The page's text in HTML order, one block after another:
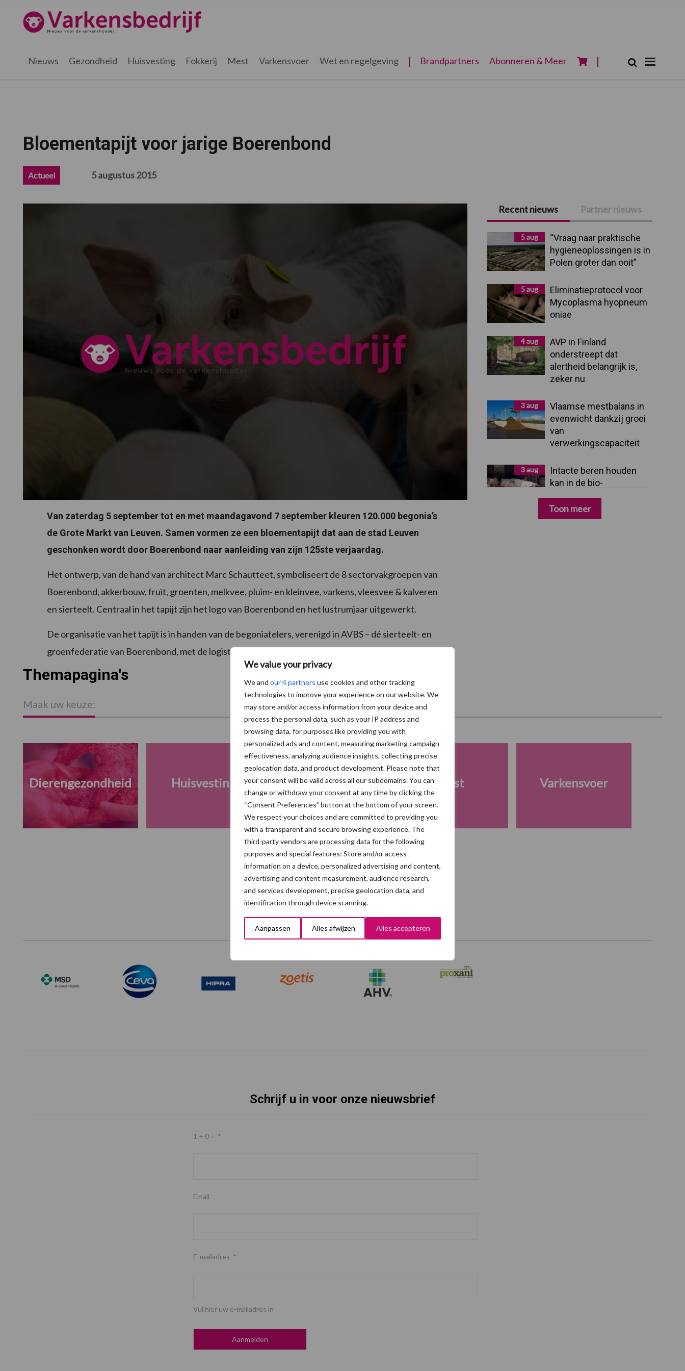
We value your privacy
We and our 4 partners use cookies and other tracking
technologies to improve your experience on our website. We
may store and/or access information from your device and
process the personal data, such as your IP address and
browsing data, for purposes like providing you with
personalized ads and content, measuring marketing campaign
effectiveness, analyzing audience insights, collecting precise
geolocation data, and product development. Please note that
your consent will be valid across all our subdomains. You can
change or withdraw your consent at any time by clicking the
“Consent Preferences” button at the bottom of your screen.
We respect your choices and are committed to providing you
with a transparent and secure browsing experience. The
third-party vendors are processing data for the following
purposes and special features: Store and/or access
information on a device, personalized advertising and content,
advertising and content measurement, audience research,
and services development, precise geolocation data, and
identification through device scanning.
Aanpassen Alles afwijzen Alles accepteren
hoofdnavigatie
hoofd
eerste
voettekst
Varkensbedrijf.be
Nieuws Gezondheid Huisvesting Fokkerij Mest Varkensvoer Wet en regelgeving Brandpartners Abonneren & Meer Zoek
Bloementapijt voor jarige Boerenbond
Actueel 5 augustus 2015
Van zaterdag 5 september tot en met maandagavond 7 september kleuren 120.000 begonia’s
de Grote Markt van Leuven. Samen vormen ze een bloementapijt dat aan de stad Leuven
geschonken wordt door Boerenbond naar aanleiding van zijn 125ste verjaardag.
Het ontwerp, van de hand van architect Marc Schautteet, symboliseert de 8 sectorvakgroepen van
Boerenbond, akkerbouw, fruit, groenten, melkvee, pluim- en kleinvee, varkens, vleesvee & kalveren
en sierteelt. Centraal in het tapijt zijn het logo van Boerenbond en het lustrumjaar uitgewerkt.
De organisatie van het tapijt is in handen van de begoniatelers, verenigd in AVBS – dé sierteelt- en
groenfederatie van Boerenbond, met de logistieke steun van de stad Leuven.
Primaire
Sidebar
Recent nieuws Partner nieuws
5 aug
“Vraag naar praktische
hygieneoplossingen is in
Polen groter dan ooit”
5 aug
Eliminatieprotocol voor
Mycoplasma hyopneum
oniae
4 aug
AVP in Finland
onderstreept dat
alertheid belangrijk is,
zeker nu
3 aug
Vlaamse mestbalans in
evenwicht dankzij groei
van
verwerkingscapaciteit
3 aug
Intacte beren houden
kan in de bio-
varkenshouderij, maar
dan moet alles kloppen
Toon meer
Themapagina's
Maak uw keuze:
Dierengezondheid Huisvesting Fokkerij Mest Varkensvoer
Toon meer
Onze brandpartners
Schrijf u in voor onze nieuwsbrief
1 + 0 = *
Email
E-mailadres *
Vul hier uw e-mailadres in